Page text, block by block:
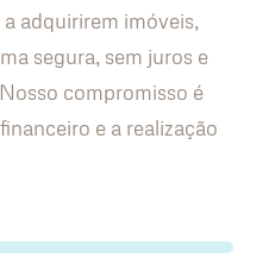
adquirirem imóveis,
segura, sem juros e
compromisso é
e a realização